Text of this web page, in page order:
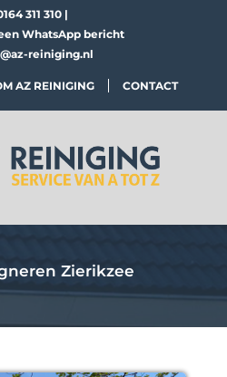
311 310 |
WhatsApp bericht
reiniging.nl
AZ REINIGING CONTACT
Zierikzee